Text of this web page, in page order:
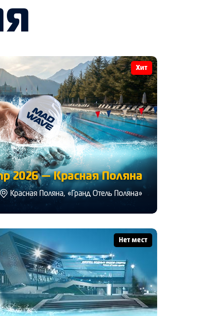
Хит
2026 — Красная Поляна
Красная Поляна, «Гранд Отель Поляна»
Нет мест